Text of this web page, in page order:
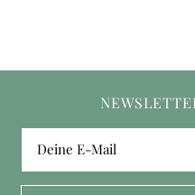
Deine E-Mail